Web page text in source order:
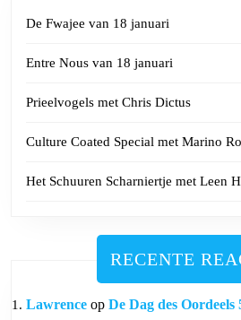
De Fwajee van 18 januari
Entre Nous van 18 januari
Prieelvogels met Chris Dictus
Culture Coated Special met Marino
Het Schuuren Scharniertje met Leen
RECENTE
Lawrence op De Dag des Oordeels